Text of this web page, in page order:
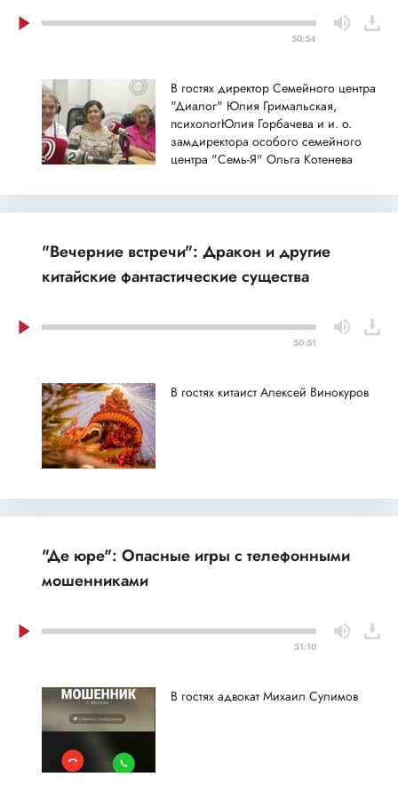
50:54
В гостях директор Семейного центра
"Диалог" Юлия Гримальская,
психологЮлия Горбачева и и. о.
замдиректора особого семейного
центра "Семь-Я" Ольга Котенева
"Вечерние встречи": Дракон и другие
китайские фантастические существа
50:51
В гостях китаист Алексей Винокуров
"Де юре": Опасные игры с телефонными
мошенниками
51:10
В гостях адвокат Михаил Сулимов